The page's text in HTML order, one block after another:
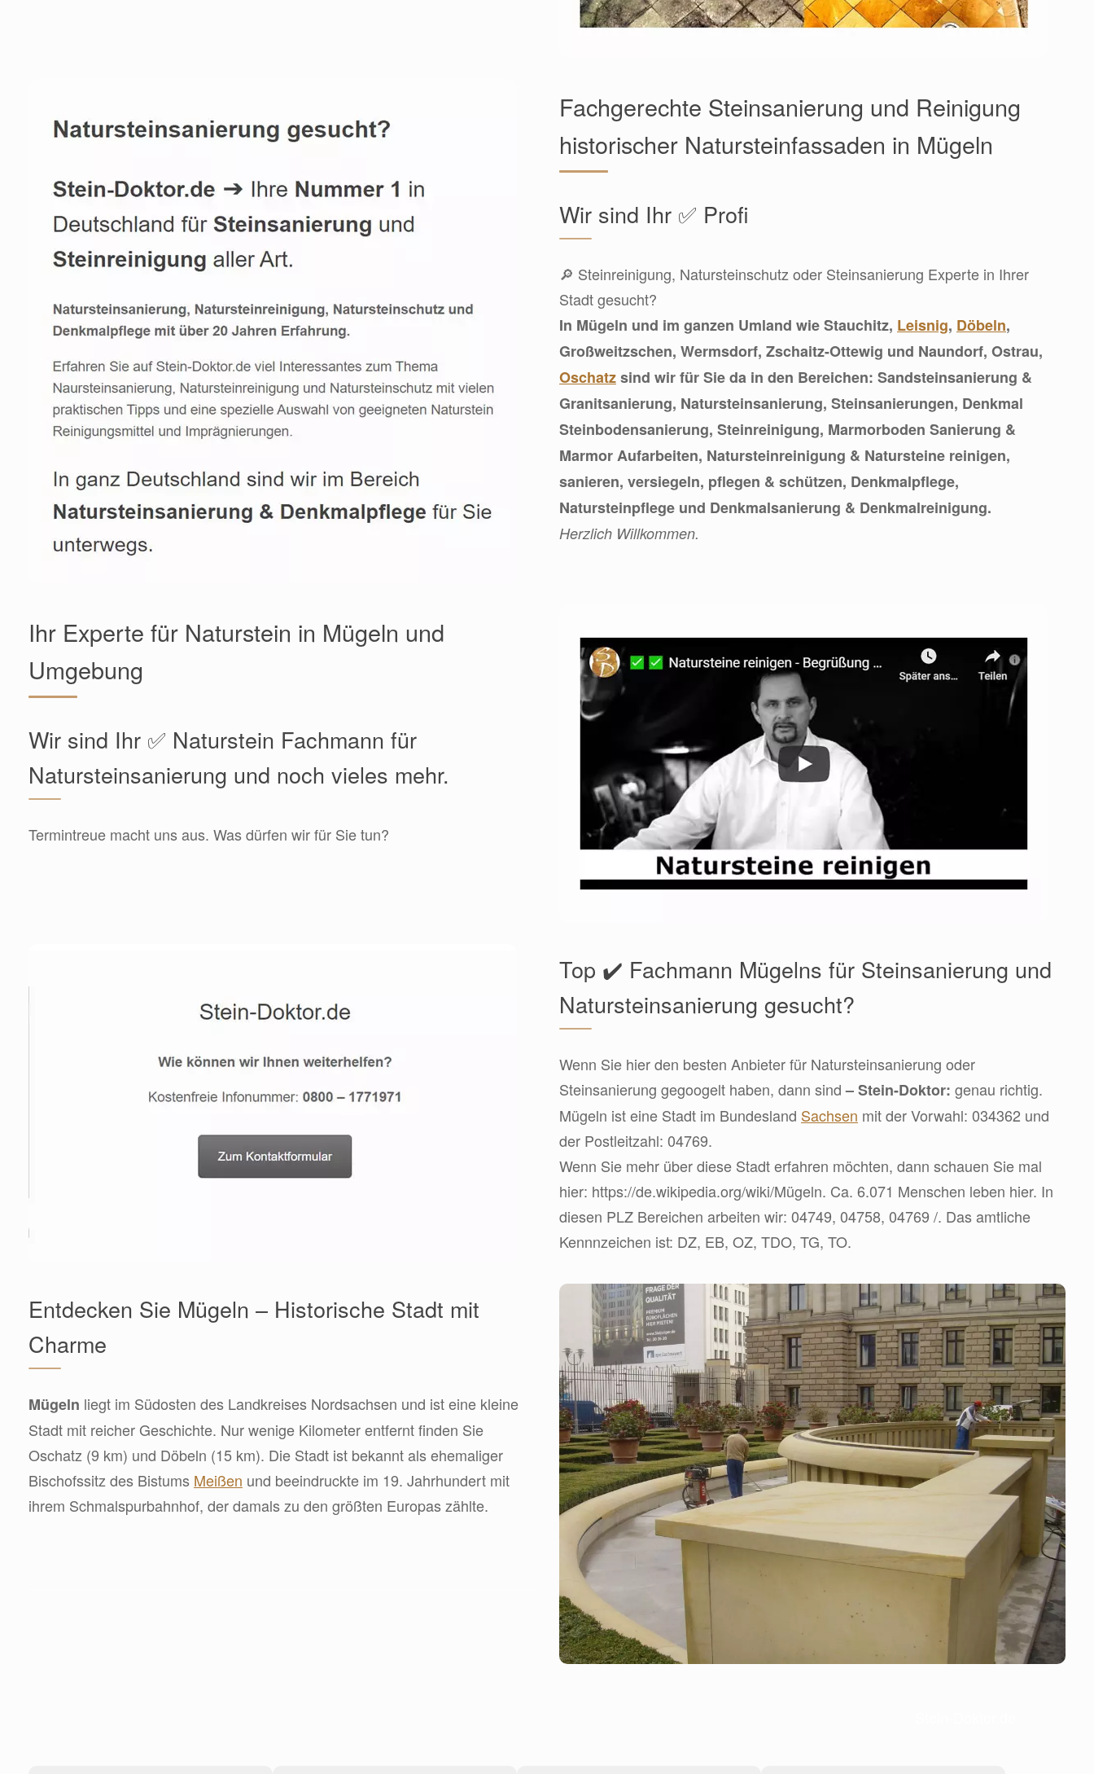
Fachgerechte Steinsanierung und Reinigung
historischer Natursteinfassaden in Mügeln
Wir sind Ihr ✅ Profi
🔎 Steinreinigung, Natursteinschutz oder Steinsanierung Experte in Ihrer
Stadt gesucht?
In Mügeln und im ganzen Umland wie Stauchitz, Leisnig, Döbeln,
Großweitzschen, Wermsdorf, Zschaitz-Ottewig und Naundorf, Ostrau,
Oschatzsind wir für Sie da in den Bereichen: Sandsteinsanierung &
Granitsanierung, Natursteinsanierung, Steinsanierungen, Denkmal
Steinbodensanierung, Steinreinigung, Marmorboden Sanierung &
Marmor Aufarbeiten, Natursteinreinigung & Natursteine reinigen,
sanieren, versiegeln, pflegen & schützen, Denkmalpflege,
Natursteinpflege und Denkmalsanierung & Denkmalreinigung.
Herzlich Willkommen.
Ihr Experte für Naturstein in Mügeln und
Umgebung
Wir sind Ihr ✅ Naturstein Fachmann für
Natursteinsanierung und noch vieles mehr.
Termintreue macht uns aus. Was dürfen wir für Sie tun?
Top ✔️ Fachmann Mügelns für Steinsanierung und
Natursteinsanierung gesucht?
Wenn Sie hier den besten Anbieter für Natursteinsanierung oder
Steinsanierung gegoogelt haben, dann sind– Stein-Doktor: genau richtig.
Mügeln ist eine Stadt im Bundesland Sachsen mit der Vorwahl: 034362 und
der Postleitzahl: 04769.
Wenn Sie mehr über diese Stadt erfahren möchten, dann schauen Sie mal
hier: https://de.wikipedia.org/wiki/Mügeln. Ca. 6.071 Menschen leben hier. In
diesen PLZ Bereichen arbeiten wir: 04749, 04758, 04769 /. Das amtliche
Kennnzeichen ist: DZ, EB, OZ, TDO, TG, TO.
Entdecken Sie Mügeln – Historische Stadt mit
Charme
Mügeln liegt im Südosten des Landkreises Nordsachsen und ist eine kleine
Stadt mit reicher Geschichte. Nur wenige Kilometer entfernt finden Sie
Oschatz (9 km) und Döbeln (15 km). Die Stadt ist bekannt als ehemaliger
Bischofssitz des Bistums Meißen und beeindruckte im 19. Jahrhundert mit
ihrem Schmalspurbahnhof, der damals zu den größten Europas zählte.